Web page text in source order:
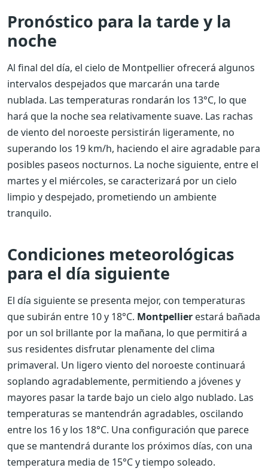
Pronóstico para la tarde y la
noche
Al final del día, el cielo de Montpellier ofrecerá algunos
intervalos despejados que marcarán una tarde
nublada. Las temperaturas rondarán los 13°C, lo que
hará que la noche sea relativamente suave. Las rachas
de viento del noroeste persistirán ligeramente, no
superando los 19 km/h, haciendo el aire agradable para
posibles paseos nocturnos. La noche siguiente, entre el
martes y el miércoles, se caracterizará por un cielo
limpio y despejado, prometiendo un ambiente
tranquilo.
Condiciones meteorológicas
para el día siguiente
El día siguiente se presenta mejor, con temperaturas
que subirán entre 10 y 18°C. Montpellier estará bañada
por un sol brillante por la mañana, lo que permitirá a
sus residentes disfrutar plenamente del clima
primaveral. Un ligero viento del noroeste continuará
soplando agradablemente, permitiendo a jóvenes y
mayores pasar la tarde bajo un cielo algo nublado. Las
temperaturas se mantendrán agradables, oscilando
entre los 16 y los 18°C. Una configuración que parece
que se mantendrá durante los próximos días, con una
temperatura media de 15°C y tiempo soleado.